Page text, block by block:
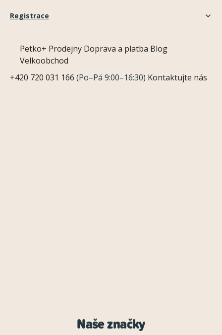
Registrace
Petko+ Prodejny Doprava a platba Blog
Velkoobchod
+420 720 031 166 (Po–Pá 9:00–16:30) Kontaktujte nás
Naše značky